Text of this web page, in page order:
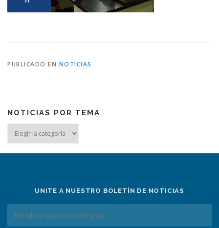
PUBLICADO EN NOTICIAS
NOTICIAS POR TEMA
por
UNITE A NUESTRO BOLETÍN DE NOTICIAS